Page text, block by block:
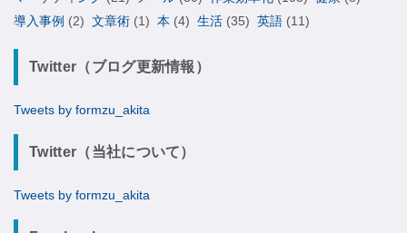
導入事例 (2) 文章術 (1) 本 (4) 生活 (35) 英語 (11)
Twitter（ブログ更新情報）
Tweets by formzu_akita
Twitter（当社について）
Tweets by formzu_akita